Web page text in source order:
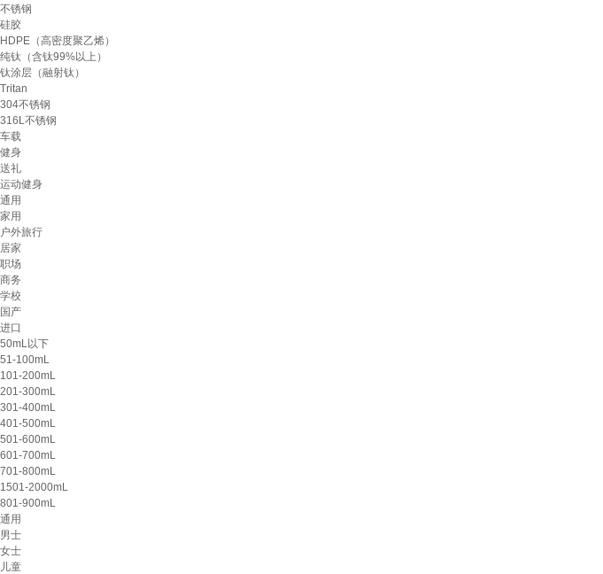
不锈钢
硅胶
HDPE（高密度聚乙烯）
纯钛（含钛99%以上）
钛涂层（融射钛）
Tritan
304不锈钢
316L不锈钢
车载
健身
送礼
运动健身
通用
家用
户外旅行
居家
职场
商务
学校
国产
进口
50mL以下
51-100mL
101-200mL
201-300mL
301-400mL
401-500mL
501-600mL
601-700mL
701-800mL
1501-2000mL
801-900mL
通用
男士
女士
儿童